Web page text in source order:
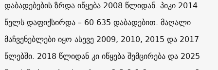
დაბადებების ზრდა იწყება 2008 წლიდან. პიკი 2014
წელს დაფიქსირდა – 60 635 დაბადებით. მაღალი
მაჩვენებლები იყო ასევე 2009, 2010, 2015 და 2017
წლებში. 2018 წლიდან კი იწყება შემცირება და 2025